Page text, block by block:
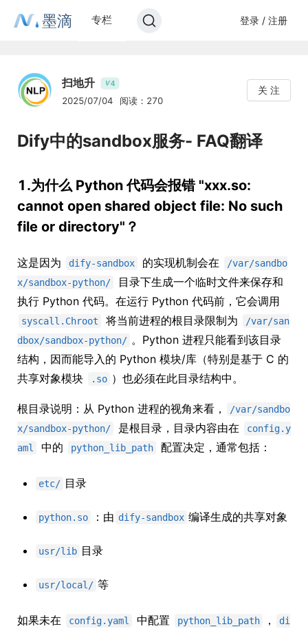
墨滴 专栏 登录 / 注册
扫地升 V4
2025/07/04 阅读：270
关 注
Dify中的sandbox服务- FAQ翻译
1.为什么 Python 代码会报错 "xxx.so:
cannot open shared object file: No such
file or directory"？
这是因为 dify-sandbox 的实现机制会在
/var/sandbo
x/sandbox-python/
目录下生成一个临时文件来保存和
执行 Python 代码。在运行 Python 代码前，它会调用
syscall.Chroot 将当前进程的根目录限制为
/var/san
dbox/sandbox-python/ 。Python 进程只能看到该目录
结构，因而能导入的 Python 模块/库（特别是基于 C 的
共享对象模块
.so ）也必须在此目录结构中。
根目录说明：从 Python 进程的视角来看，
/var/sandbo
x/sandbox-python/
是根目录，目录内容由在
config.y
aml
中的 python_lib_path 配置决定，通常包括：
etc/ 目录
python.so ：由 dify-sandbox 编译生成的共享对象
usr/lib 目录
usr/local/ 等
如果未在 config.yaml 中配置 python_lib_path ，
di